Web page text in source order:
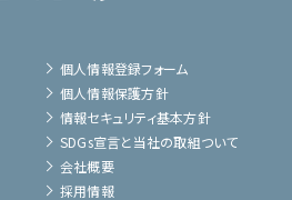
個人情報登録フォーム
個人情報保護方針
情報セキュリティ基本方針
SDGs宣言と当社の取組ついて
会社概要
採用情報